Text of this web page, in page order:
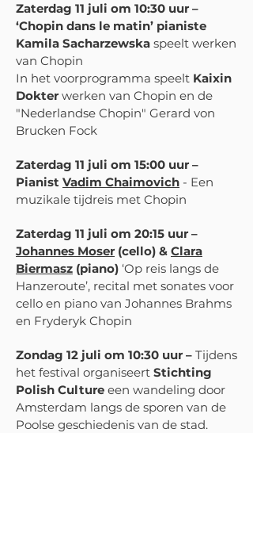
Zaterdag 11 juli om 10:30 uur –
‘Chopin dans le matin’ pianiste
Kamila Sacharzewska speelt werken
van Chopin
In het voorprogramma speelt Kaixin
Dokter werken van Chopin en de
"Nederlandse Chopin" Gerard von
Brucken Fock
Zaterdag 11 juli om 15:00 uur –
Pianist Vadim Chaimovich - Een
muzikale tijdreis met Chopin
Zaterdag 11 juli om 20:15 uur –
Johannes Moser (cello) & Clara
Biermasz (piano) ‘Op reis langs de
Hanzeroute’, recital met sonates voor
cello en piano van Johannes Brahms
en Fryderyk Chopin
Zondag 12 juli om 10:30 uur – Tijdens
het festival organiseert Stichting
Polish Culture een wandeling door
Amsterdam langs de sporen van de
Poolse geschiedenis van de stad.